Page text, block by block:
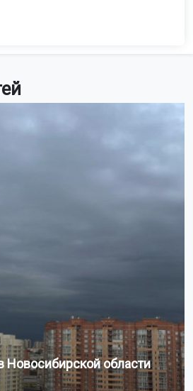
Новосибирской области